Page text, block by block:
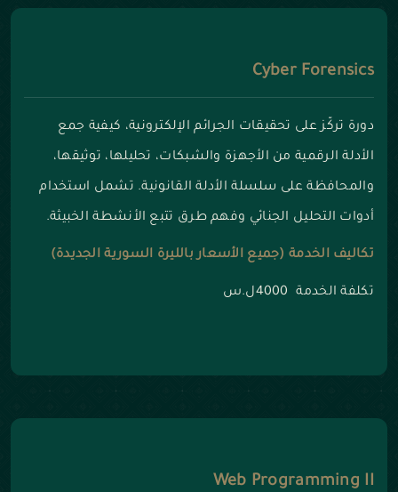
Cyber Forensics
دورة تركّز على تحقيقات الجرائم الإلكترونية، كيفية جمع
الأدلة الرقمية من الأجهزة والشبكات، تحليلها، توثيقها،
والمحافظة على سلسلة الأدلة القانونية. تشمل استخدام
أدوات التحليل الجنائي وفهم طرق تتبع الأنشطة الخبيثة.
تكاليف الخدمة (جميع الأسعار بالليرة السورية الجديدة)
تكلفة الخدمة 4000ل.س
Web Programming II